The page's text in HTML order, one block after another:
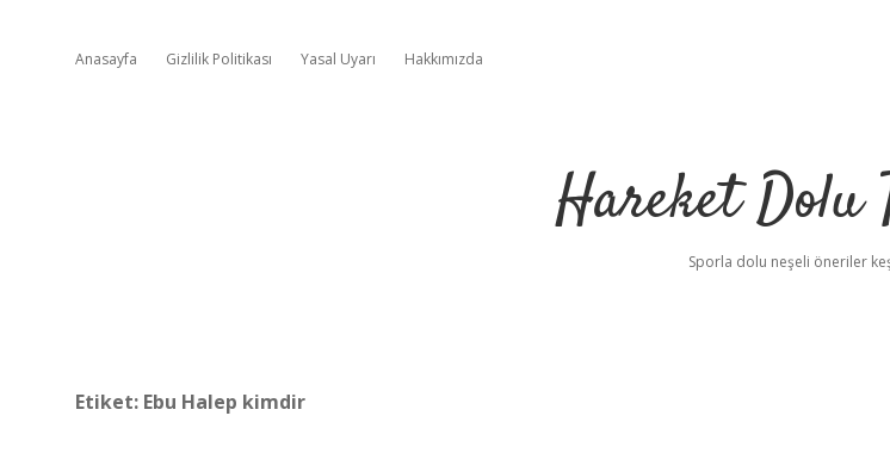
Anasayfa Gizlilik Politikası Yasal Uyarı Hakkımızda
Hareket Dolu
Sporla dolu neşeli öneriler
Etiket: Ebu Halep kimdir